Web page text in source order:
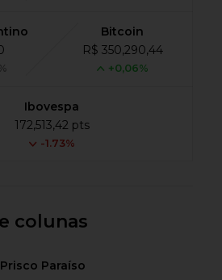
Bitcoin
R$ 350,290,44
+0,06%
Ibovespa
172,513,42 pts
-1.73%
colunas
Prisco Paraíso